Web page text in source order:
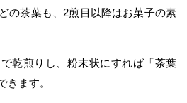
の茶葉も、2煎目以降はお菓子の素
乾煎りし、粉末状にすれば「茶葉
きます。